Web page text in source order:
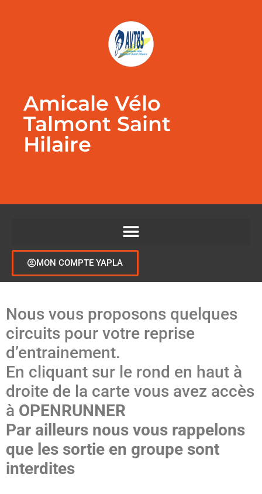
Amicale Vélo
Talmont Saint
Hilaire
MON COMPTE YAPLA
Nous vous proposons quelques
circuits pour votre reprise
d’entrainement.
En cliquant sur le rond en haut à
droite de la carte vous avez accès
à OPENRUNNER
Par ailleurs nous vous rappelons
que les sortie en groupe sont
interdites